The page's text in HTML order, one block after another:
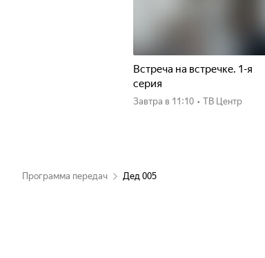
Встреча на встречке. 1-я
серия
Завтра в 11:10 • ТВ Центр
Программа передач Дед 005